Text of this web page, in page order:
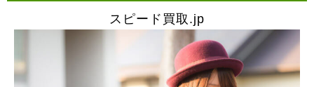
スピード買取.jp